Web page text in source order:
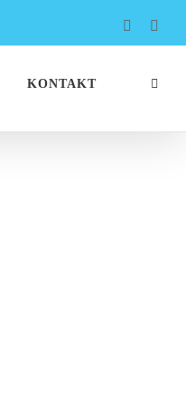
Facebook
KONTAKT